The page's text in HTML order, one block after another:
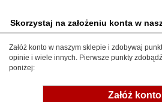
Skorzystaj na założeniu konta w
Załóż konto w naszym sklepie i zdobywaj
opinie i wiele innych. Pierwsze punkty
poniżej:
Załóż konto